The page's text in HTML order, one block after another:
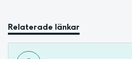
Relaterade länkar